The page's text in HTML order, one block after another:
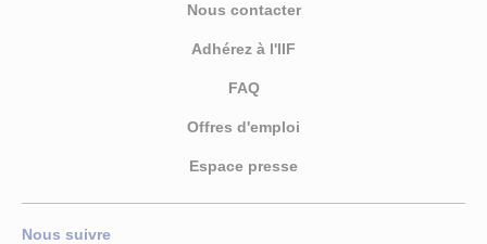
Nous contacter
Adhérez à l'IIF
FAQ
Offres d'emploi
Espace presse
Nous suivre